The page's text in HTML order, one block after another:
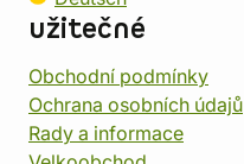
užitečné
Obchodní podmínky
Ochrana osobních údajů
Rady a informace